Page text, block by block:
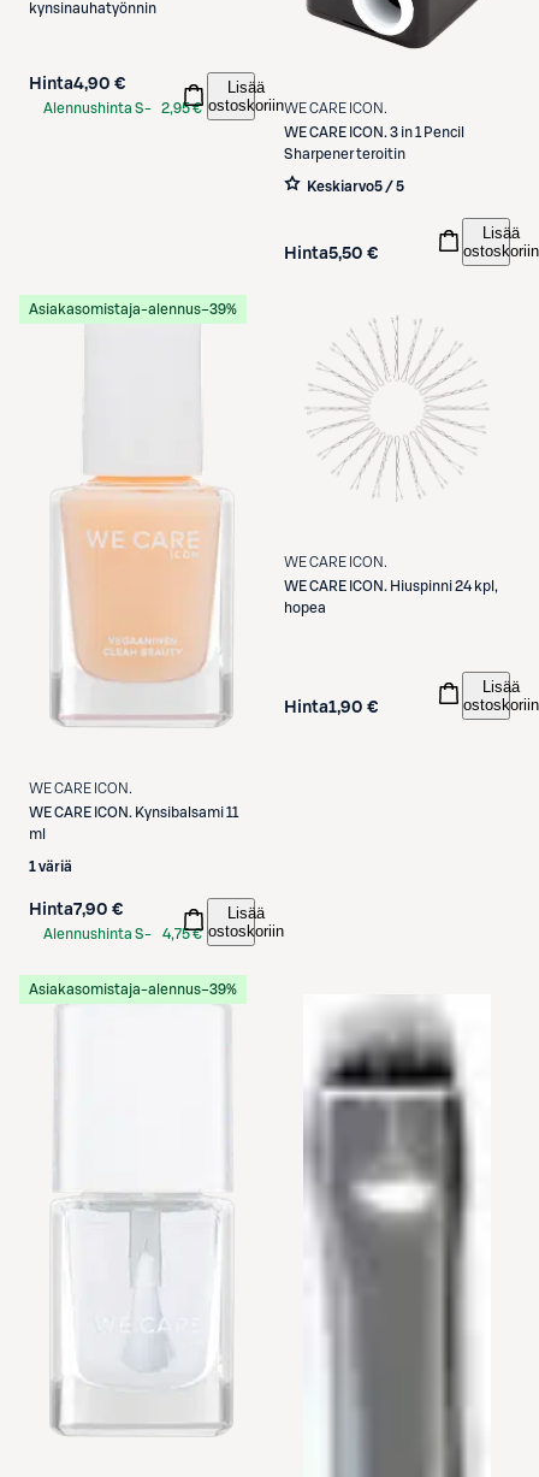
kynsinauhatyönnin
Hinta4,90 €
Alennushinta S-
2,95 €
Lisää
ostoskoriinWE CARE ICON.
WE CARE ICON. 3 in 1 Pencil
Sharpener teroitin
Keskiarvo5 / 5
Hinta5,50 €
Lisää
ostoskoriin
Asiakasomistaja-alennus−39%
WE CARE ICON.
WE CARE ICON. Kynsibalsami 11
ml
1 väriä
Hinta7,90 €
Alennushinta S-
4,75 €
Lisää
ostoskoriin
WE CARE ICON.
WE CARE ICON. Hiuspinni 24 kpl,
hopea
Hinta1,90 €
Lisää
ostoskoriin
Asiakasomistaja-alennus−39%